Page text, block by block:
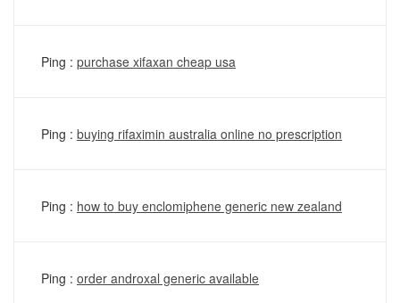
Ping : purchase xifaxan cheap usa
Ping : buying rifaximin australia online no prescription
Ping : how to buy enclomiphene generic new zealand
Ping : order androxal generic available